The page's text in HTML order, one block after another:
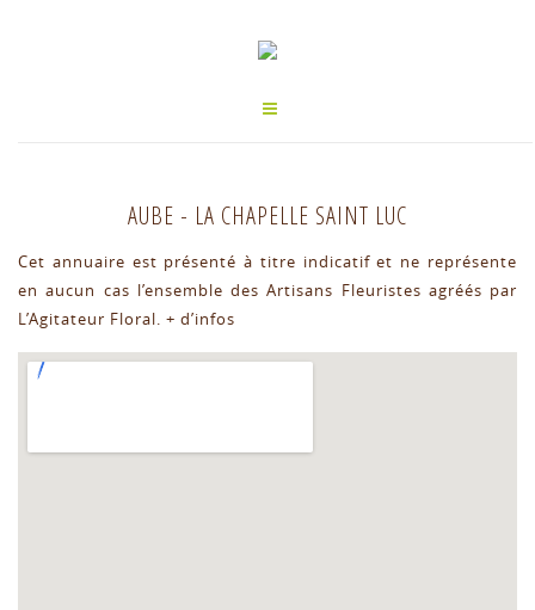
AUBE - LA CHAPELLE SAINT LUC
Cet annuaire est présenté à titre indicatif et ne représente
en aucun cas l’ensemble des Artisans Fleuristes agréés par
L’Agitateur Floral. + d’infos